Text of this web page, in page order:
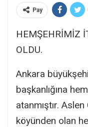
Pay
HEMŞEHRİMİZ
OLDU.
Ankara
başkanlığına
atanmıştır.
köyünden olan